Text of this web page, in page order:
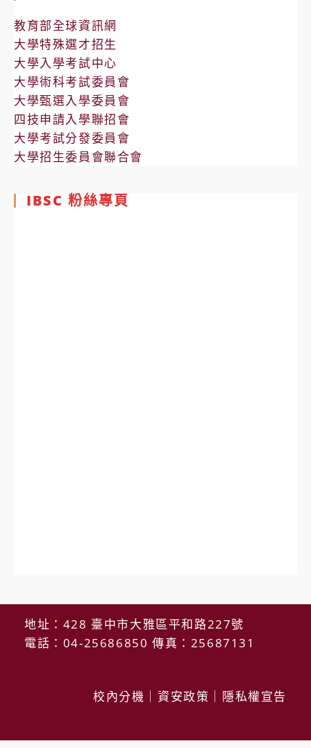
教育部全球資訊網
大學特殊選才招生
大學入學考試中心
大學術科考試委員會
大學甄選入學委員會
四技申請入學聯招會
大學考試分發委員會
大學招生委員會聯合會
IBSC 粉絲專頁
地址：428 臺中市大雅區平和路227號
電話：04-25686850 傳真：25687131
校內分機 資安政策 隱私權宣告